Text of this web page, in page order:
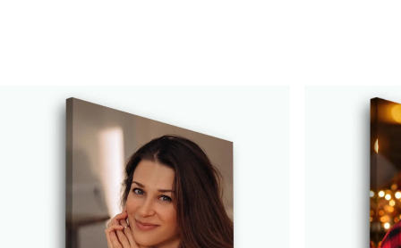
✓Rezistent la decolorare
Cerneală sigură și inodoră
Suprafață tip pânză
Material ecologic
Rezistent la
Cerneală sigură și
Suprafață tip pânză